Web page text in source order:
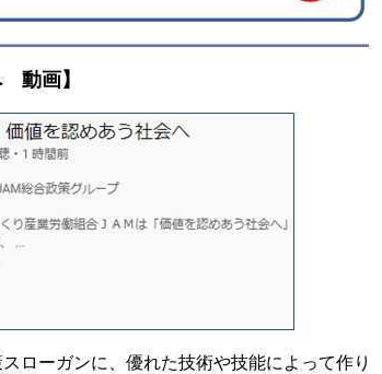
動画】
ローガンに、優れた技術や技能によって作り